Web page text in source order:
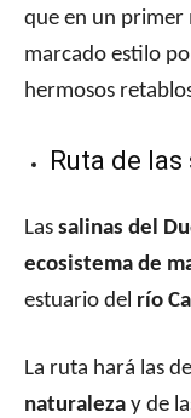
que en un primer
marcado estilo
hermosos
Ruta de
Las salinas del
ecosistema de
estuario del río
La ruta hará las
naturaleza y de